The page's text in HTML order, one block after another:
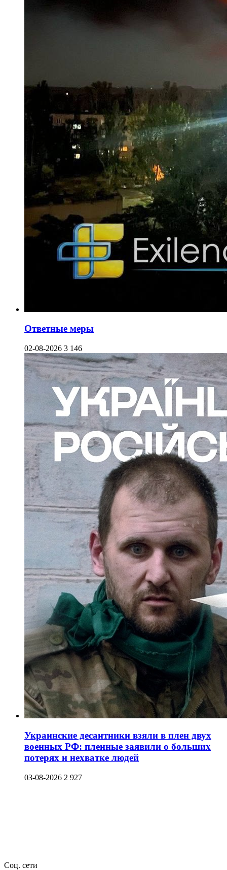
Ответные меры
02-08-2026 3 146
Украинские десантники взяли в плен двух
военных РФ: пленные заявили о больших
потерях и нехватке людей
03-08-2026 2 927
Соц. сети